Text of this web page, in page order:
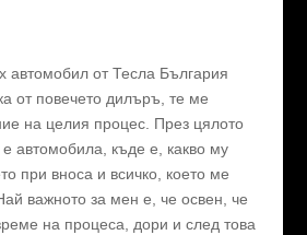
автомобил от Тесла България
от повечето дилъръ, те ме
на целия процес. През цялото
е автомобила, къде е, какво му
при вноса и всичко, което ме
важното за мен е, че освен, че
на процеса, дори и след това